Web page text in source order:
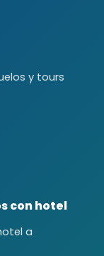
y tours
con hotel
a